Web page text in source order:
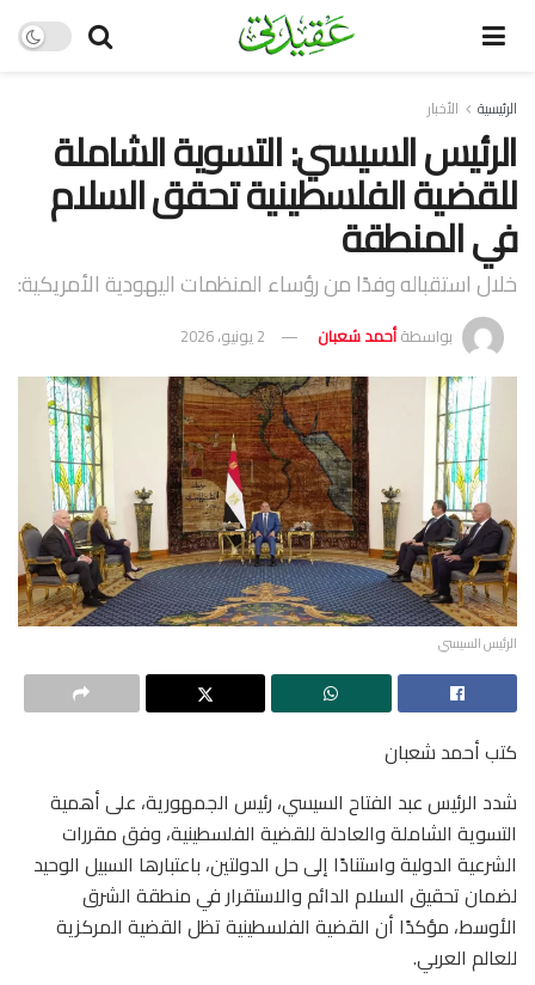
الرئيسية الأخبار
الرئيس السيسي: التسوية الشاملة
للقضية الفلسطينية تحقق السلام
في المنطقة
خلال استقباله وفدًا من رؤساء المنظمات اليهودية الأمريكية:
بواسطةأحمد شعبان 2 يونيو، 2026
الرئيس السيسي
كتب أحمد شعبان
شدد الرئيس عبد الفتاح السيسي، رئيس الجمهورية، على أهمية
التسوية الشاملة والعادلة للقضية الفلسطينية، وفق مقررات
الشرعية الدولية واستنادًا إلى حل الدولتين، باعتبارها السبيل الوحيد
لضمان تحقيق السلام الدائم والاستقرار في منطقة الشرق
الأوسط، مؤكدًا أن القضية الفلسطينية تظل القضية المركزية
للعالم العربي.